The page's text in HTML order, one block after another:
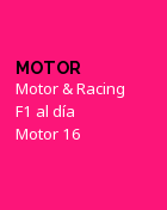
MOTOR
Motor & Racing
F1 al día
Motor 16